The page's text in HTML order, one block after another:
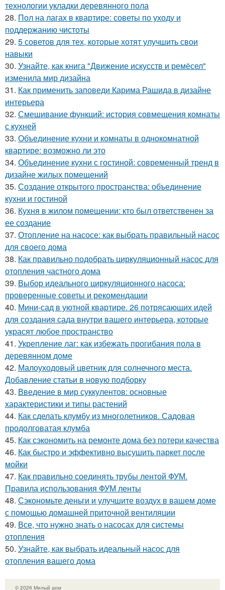
технологии укладки деревянного пола
28. Пол на лагах в квартире: советы по уходу и
поддержанию чистоты
29. 5 советов для тех, которые хотят улучшить свои
навыки
30. Узнайте, как книга "Движение искусств и ремёсел"
изменила мир дизайна
31. Как применить заповеди Карима Рашида в дизайне
интерьера
32. Смешивание функций: история совмещения комнаты
с кухней
33. Объединение кухни и комнаты в однокомнатной
квартире: возможно ли это
34. Объединение кухни с гостиной: современный тренд в
дизайне жилых помещений
35. Создание открытого пространства: объединение
кухни и гостиной
36. Кухня в жилом помещении: кто был ответственен за
ее создание
37. Отопление на насосе: как выбрать правильный насос
для своего дома
38. Как правильно подобрать циркуляционный насос для
отопления частного дома
39. Выбор идеального циркуляционного насоса:
проверенные советы и рекомендации
40. Мини-сад в уютной квартире. 26 потрясающих идей
для создания сада внутри вашего интерьера, которые
украсят любое пространство
41. Укрепление лаг: как избежать прогибания пола в
деревянном доме
42. Малоуходовый цветник для солнечного места.
Добавление статьи в новую подборку
43. Введение в мир суккулентов: основные
характеристики и типы растений
44. Как сделать клумбу из многолетников. Садовая
продолговатая клумба
45. Как сэкономить на ремонте дома без потери качества
46. Как быстро и эффективно высушить паркет после
мойки
47. Как правильно соединять трубы лентой ФУМ.
Правила использования ФУМ ленты
48. Сэкономьте деньги и улучшите воздух в вашем доме
с помощью домашней приточной вентиляции
49. Все, что нужно знать о насосах для системы
отопления
50. Узнайте, как выбрать идеальный насос для
отопления вашего дома
© 2026 Милый дом